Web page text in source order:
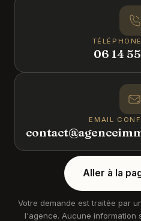
06 14
EMAIL
Aller à la
Votre demande est traitée par
l'agence. Aucune information